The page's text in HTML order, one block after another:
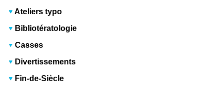
Ateliers typo
Bibliotératologie
Casses
Divertissements
Fin-de-Siècle